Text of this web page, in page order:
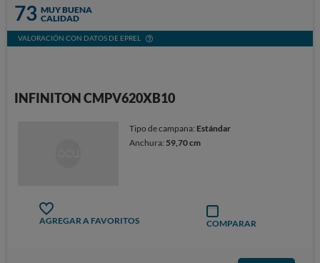
73 MUY BUENA
CALIDAD
VALORACIÓN CON DATOS DE EPREL
INFINITON CMPV620XB10
Tipo de campana: Estándar
Anchura: 59,70 cm
AGREGAR A FAVORITOS COMPARAR